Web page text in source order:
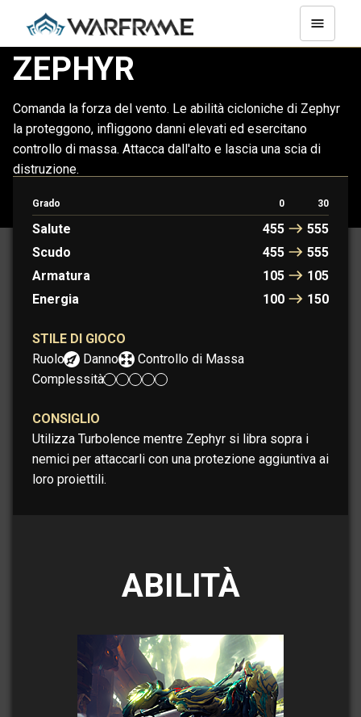
ZEPHYR
Comanda la forza del vento. Le abilità cicloniche di Zephyr
la proteggono, infliggono danni elevati ed esercitano
controllo di massa. Attacca dall'alto e lascia una scia di
distruzione.
Grado 0 30
Salute 455
555
Scudo
455
555
Armatura
105
105
Energia
100 150
STILE DI GIOCO
Ruolo:
Danno
Controllo di Massa
Complessità:
CONSIGLIO
Utilizza Turbolence mentre Zephyr si libra sopra i
nemici per attaccarli con una protezione aggiuntiva ai
loro proiettili.
ABILITÀ